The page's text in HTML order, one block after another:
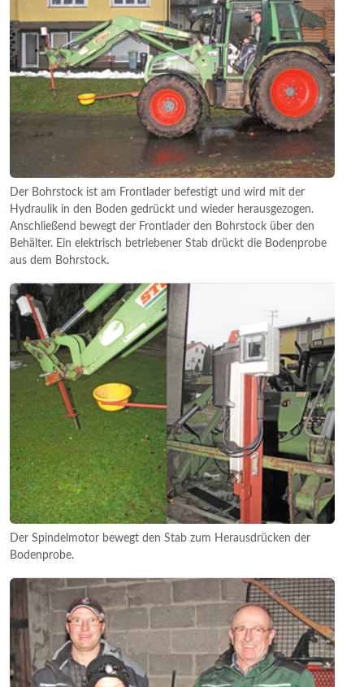
Der Bohrstock ist am Frontlader befestigt und wird mit der
Hydraulik in den Boden gedrückt und wieder herausgezogen.
Anschließend bewegt der Frontlader den Bohrstock über den
Behälter. Ein elektrisch betriebener Stab drückt die Bodenprobe
aus dem Bohrstock.
Der Spindelmotor bewegt den Stab zum Herausdrücken der
Bodenprobe.